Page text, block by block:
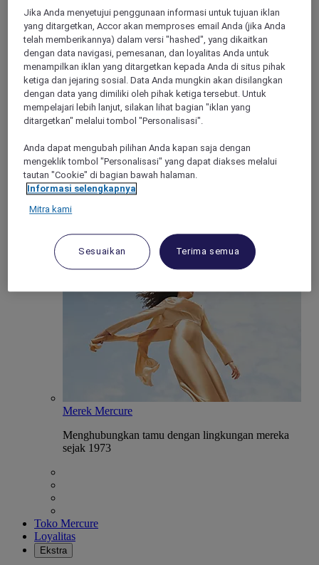
Lihat semua destinasi
Penawaran
Panduan Wisata Lokal
Tentang Mercure
Kembali
Pengalaman Mercure
Temukan apa yang membuat setiap hotel dan
penginapan Mercure unik
Merek Mercure
Menghubungkan tamu dengan lingkungan mereka
sejak 1973
Toko Mercure
Loyalitas
Ekstra
Jika Anda menyetujui penggunaan informasi untuk tujuan iklan
yang ditargetkan, Accor akan memproses email Anda (jika Anda
telah memberikannya) dalam versi "hashed", yang dikaitkan
dengan data navigasi, pemesanan, dan loyalitas Anda untuk
menampilkan iklan yang ditargetkan kepada Anda di situs pihak
ketiga dan jejaring sosial. Data Anda mungkin akan disilangkan
dengan data yang dimiliki oleh pihak ketiga tersebut. Untuk
mempelajari lebih lanjut, silakan lihat bagian "iklan yang
ditargetkan" melalui tombol "Personalisasi".
Anda dapat mengubah pilihan Anda kapan saja dengan
mengeklik tombol "Personalisasi" yang dapat diakses melalui
tautan "Cookie" di bagian bawah halaman.
Informasi selengkapnya
Mitra kami
Sesuaikan Terima semua